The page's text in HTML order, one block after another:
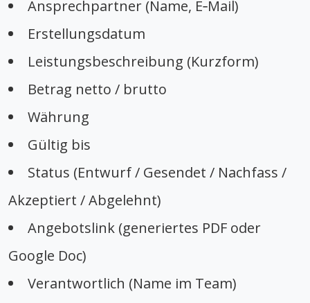
Ansprechpartner (Name, E‑Mail)
Erstellungsdatum
Leistungsbeschreibung (Kurzform)
Betrag netto / brutto
Währung
Gültig bis
Status (Entwurf / Gesendet / Nachfass /
Akzeptiert / Abgelehnt)
Angebotslink (generiertes PDF oder
Google Doc)
Verantwortlich (Name im Team)